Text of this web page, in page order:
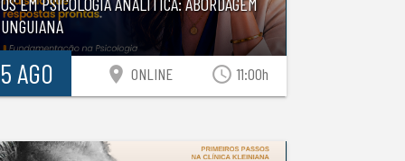
AGO location_on ONLINE access_time 11:00h